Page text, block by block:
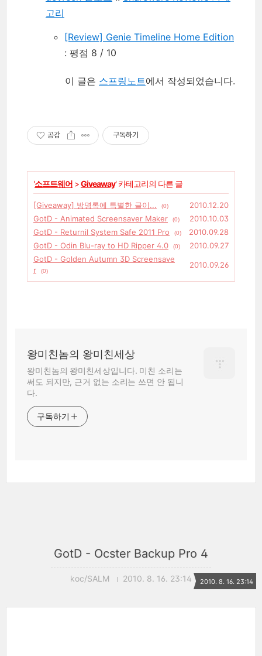
고리
[Review] Genie Timeline Home Edition
: 평점 8 / 10
이 글은 스프링노트에서 작성되었습니다.
공감 구독하기
'소프트웨어 >Giveaway' 카테고리의 다른 글
[Giveaway] 방명록에 특별한 글이... (0)
2010.12.20
GotD - Animated Screensaver Maker
(0)
2010.10.03
GotD - Returnil System Safe 2011 Pro
(0)
2010.09.28
GotD - Odin Blu-ray to HD Ripper 4.0
(0)
2010.09.27
GotD - Golden Autumn 3D Screensave
r
(0)
2010.09.26
왕미친놈의 왕미친세상
왕미친놈의 왕미친세상입니다. 미친 소리는
써도 되지만, 근거 없는 소리는 쓰면 안 됩니
다.
구독하기
GotD - Ocster Backup Pro 4
koc/SALM 2010. 8. 16. 23:14 2010. 8. 16. 23:14